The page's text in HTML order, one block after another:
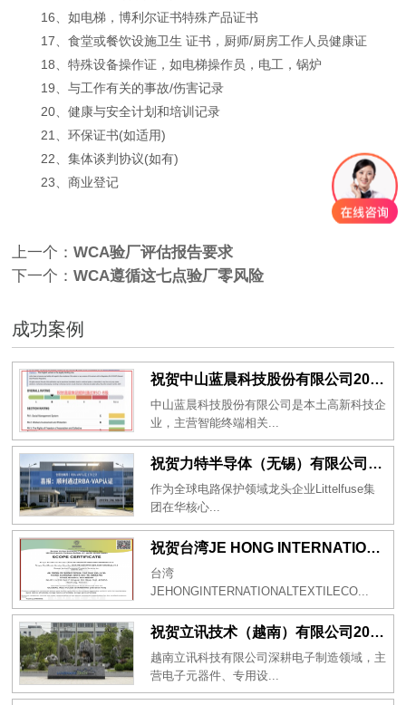
16、如电梯，博利尔证书特殊产品证书
17、食堂或餐饮设施卫生 证书，厨师/厨房工作人员健康证
18、特殊设备操作证，如电梯操作员，电工，锅炉
19、与工作有关的事故/伤害记录
20、健康与安全计划和培训记录
21、环保证书(如适用)
22、集体谈判协议(如有)
23、商业登记
上一个：WCA验厂评估报告要求
下一个：WCA遵循这七点验厂零风险
成功案例
祝贺中山蓝晨科技股份有限公司2026年一次性成功通过BSCI验厂-B级
中山蓝晨科技股份有限公司是本土高新科技企
业，主营智能终端相关...
祝贺力特半导体（无锡）有限公司2026年一次性成功通过RBA-VAP认证审核并取得170.2分
作为全球电路保护领域龙头企业Littelfuse集
团在华核心...
祝贺台湾JE HONG INTERNATIONAL TEXTILE CO., LTD 2026年一次性成功通过GRS认证
台湾
JEHONGINTERNATIONALTEXTILECO...
祝贺立讯技术（越南）有限公司2026年一次性成功通过RBA-VAP审核获得金牌评级！
越南立讯科技有限公司深耕电子制造领域，主
营电子元器件、专用设...